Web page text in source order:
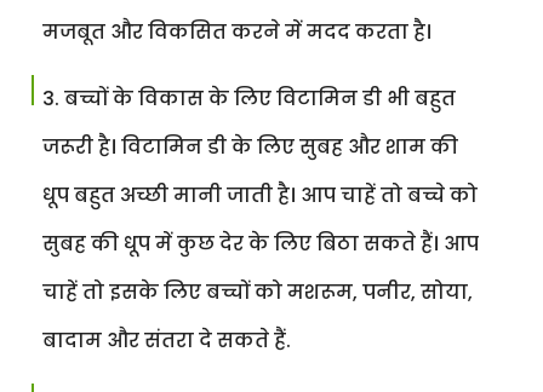
मजबूत और विकसित करने में मदद करता है।
बच्चों के विकास के लिए विटामिन डी भी बहुत
जरूरी है। विटामिन डी के लिए सुबह और शाम की
धूप बहुत अच्छी मानी जाती है। आप चाहें तो बच्चे को
सुबह की धूप में कुछ देर के लिए बिठा सकते हैं। आप
चाहें तो इसके लिए बच्चों को मशरूम, पनीर, सोया,
बादाम और संतरा दे सकते हैं.